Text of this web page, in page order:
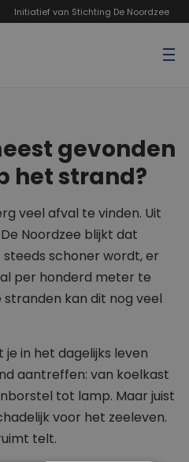
Initiatief van Stichting De Noordzee
gevonden
het strand?
veel afval te vinden. Uit
Noordzee blijkt dat
schoner wordt, er
per honderd meter te
kan dit nog veel
in het dagelijks leven
aantreffen: van koelkast
tot lamp. Maar juist
voor het zeeleven.
telt.